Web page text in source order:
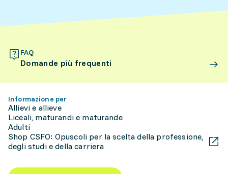
FAQ
Domande più frequenti
Informazione per
Allievi e allieve
Liceali, maturandi e maturande
Adulti
Shop CSFO: Opuscoli per la scelta della professione,
degli studi e della carriera